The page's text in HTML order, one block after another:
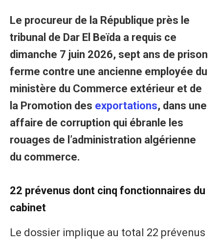
Le procureur de la République près le
tribunal de Dar El Beïda a requis ce
dimanche 7 juin 2026, sept ans de prison
ferme contre une ancienne employée du
ministère du Commerce extérieur et de
la Promotion des exportations, dans une
affaire de corruption qui ébranle les
rouages de l’administration algérienne
du commerce.
22 prévenus dont cinq fonctionnaires du
cabinet
Le dossier implique au total 22 prévenus